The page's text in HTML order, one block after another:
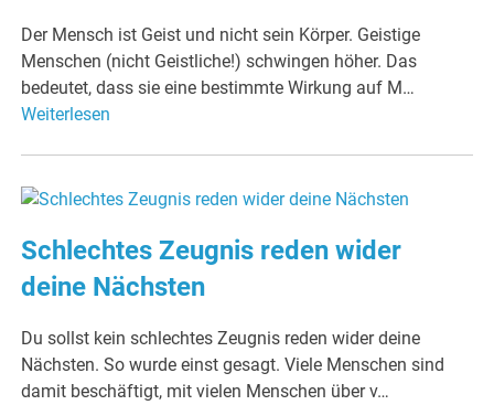
Der Mensch ist Geist und nicht sein Körper. Geistige
Menschen (nicht Geistliche!) schwingen höher. Das
bedeutet, dass sie eine bestimmte Wirkung auf M…
Weiterlesen
Schlechtes Zeugnis reden wider
deine Nächsten
Du sollst kein schlechtes Zeugnis reden wider deine
Nächsten. So wurde einst gesagt. Viele Menschen sind
damit beschäftigt, mit vielen Menschen über v…